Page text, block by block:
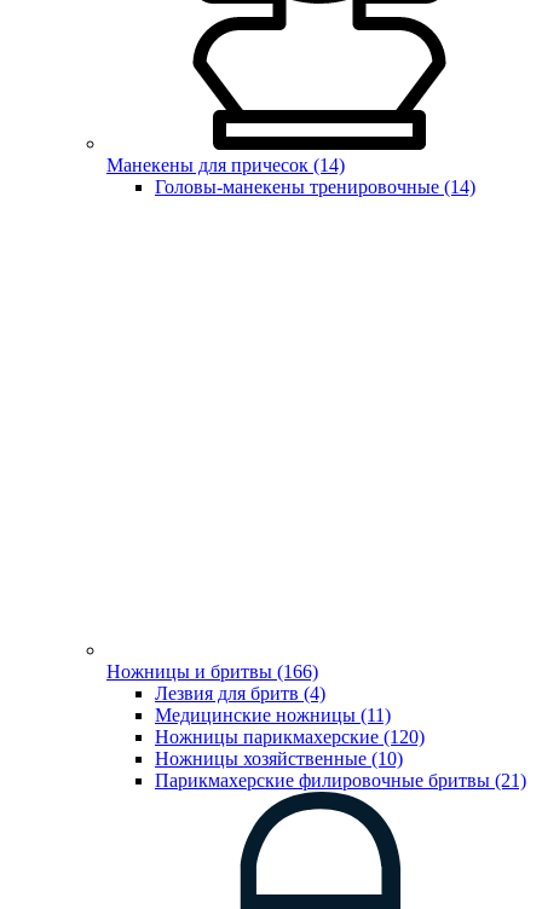
Манекены для причесок (14)
Головы-манекены тренировочные (14)
Ножницы и бритвы (166)
Лезвия для бритв (4)
Медицинские ножницы (11)
Ножницы парикмахерские (120)
Ножницы хозяйственные (10)
Парикмахерские филировочные бритвы (21)